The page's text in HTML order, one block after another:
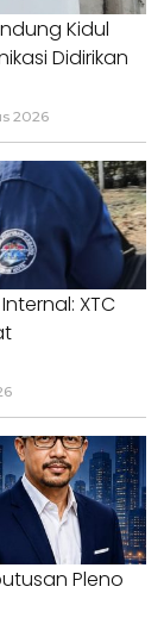
Kidul
Didirikan
2026
XTC
Pleno